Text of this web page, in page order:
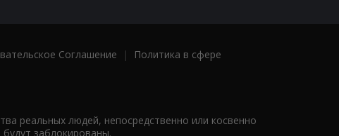
Соглашение |
Политика в сфере
реальных людей, непосредственно или косвенно
заблокированы.